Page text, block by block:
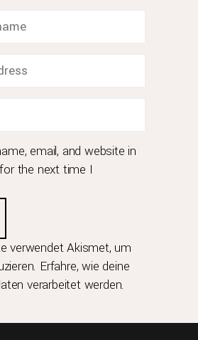
email, and website in
the next time I
verwendet Akismet, um
Erfahre, wie deine
verarbeitet werden.